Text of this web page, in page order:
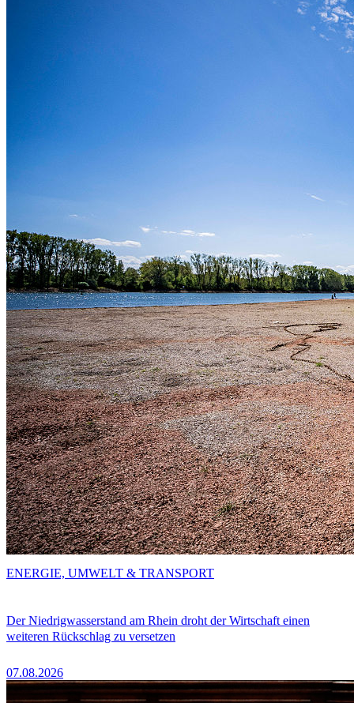
Der Niedrigwasserstand am Rhein droht der Wirtschaft einen
weiteren Rückschlag zu versetzen
07.08.2026
ENERGIE, UMWELT & TRANSPORT